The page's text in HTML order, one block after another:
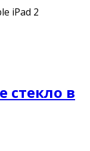
iPad 2
стекло в